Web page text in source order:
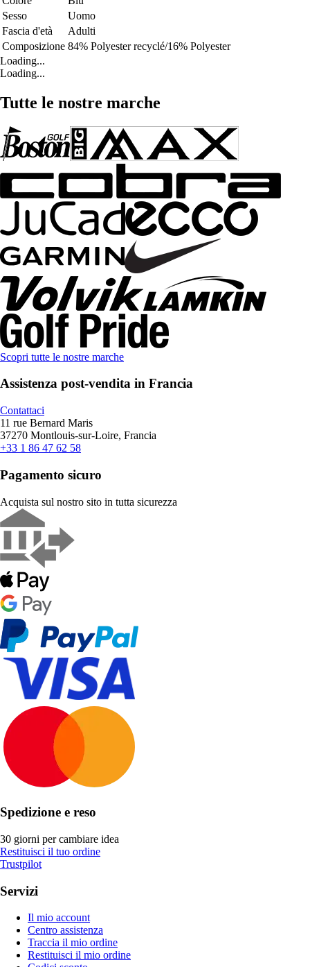
Sesso
Uomo
Fascia d'età
Adulti
Composizione 84% Polyester recyclé/16% Polyester
Loading...
Loading...
Tutte le nostre marche
Scopri tutte le nostre marche
Assistenza post-vendita in Francia
Contattaci
11 rue Bernard Maris
37270 Montlouis-sur-Loire, Francia
+33 1 86 47 62 58
Pagamento sicuro
Acquista sul nostro sito in tutta sicurezza
Spedizione e reso
30 giorni per cambiare idea
Restituisci il tuo ordine
Trustpilot
Servizi
Il mio account
Centro assistenza
Traccia il mio ordine
Restituisci il mio ordine